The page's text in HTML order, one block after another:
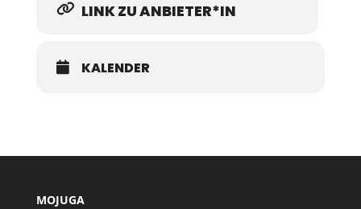
LINK ZU ANBIETER*IN
KALENDER
MOJUGA